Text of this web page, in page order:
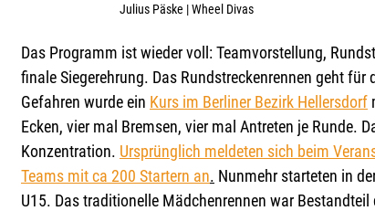
Julius Päske | Wheel Divas
Das Programm ist wieder voll: Teamvorstellung,
finale Siegerehrung. Das Rundstreckenrennen geht
Gefahren wurde ein Kurs im Berliner Bezirk Hellersdorf
Ecken, vier mal Bremsen, vier mal Antreten je Runde.
Konzentration. Ursprünglich meldeten sich beim
Teams mit ca 200 Startern an. Nunmehr starteten in
U15. Das traditionelle Mädchenrennen war